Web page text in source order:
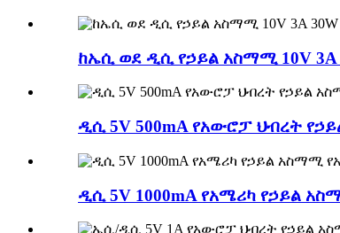
ከኤሲ ወደ ዲሲ የኃይል አስማሚ 10V
ዲሲ 5V 500mA የአውሮፓ ህብረት
ዲሲ 5V 1000mA የአሜሪካ የኃይል